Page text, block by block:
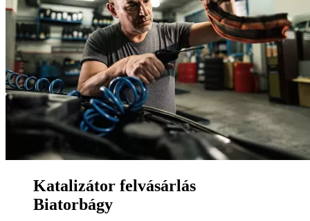
Katalizátor felvásárlás
Biatorbágy